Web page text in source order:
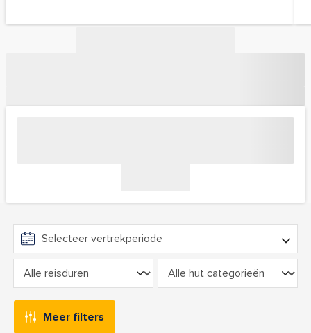
Meer filters